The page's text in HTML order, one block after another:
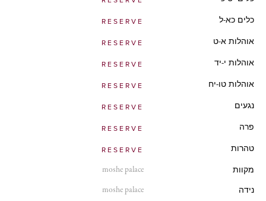
כלים כא-ל RESERVE
אוהלות א-ט RESERVE
אוהלות י-יד RESERVE
אוהלות טו-יח RESERVE
נגעים RESERVE
פרה RESERVE
טהרות RESERVE
מקוות moshe palace
נידה moshe palace